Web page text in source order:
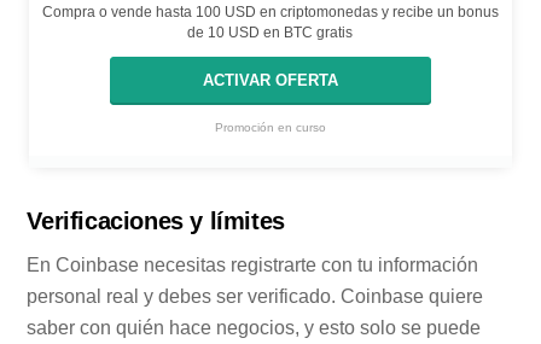
Compra o vende hasta 100 USD en criptomonedas y recibe un bonus
de 10 USD en BTC gratis
ACTIVAR OFERTA
Promoción en curso
Verificaciones y límites
En Coinbase necesitas registrarte con tu información
personal real y debes ser verificado. Coinbase quiere
saber con quién hace negocios, y esto solo se puede